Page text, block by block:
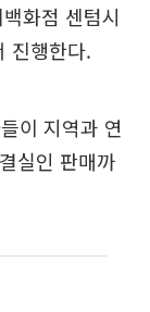
화점 센텀시
진행한다.
이 지역과 연
실인 판매까